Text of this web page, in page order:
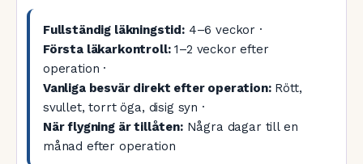
Fullständig läkningstid:4–6 veckor ·
Första läkarkontroll:1–2 veckor efter
operation ·
Vanliga besvär direkt efter operation:Rött,
svullet, torrt öga, disig syn ·
När flygning är tillåten:Några dagar till en
månad efter operation